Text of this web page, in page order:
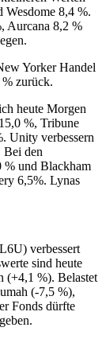
8,4 %.
Aurcana 8,2 %
Yorker Handel
zurück.
heute Morgen
%, Tribune
Unity verbessern
Bei den
% und Blackham
6,5%. Lynas
verbessert
sind heute
(+4,1 %). Belastet
(-7,5 %),
Fonds dürfte